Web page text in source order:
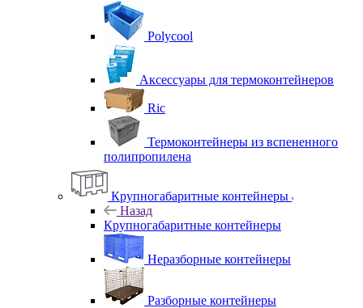
Polycool
Аксессуары для термоконтейнеров
Ric
Термоконтейнеры из вспененного
полипропилена
Крупногабаритные контейнеры
Назад
Крупногабаритные контейнеры
Неразборные контейнеры
Разборные контейнеры